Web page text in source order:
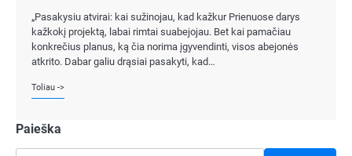
„Pasakysiu atvirai: kai sužinojau, kad kažkur Prienuose darys
kažkokį projektą, labai rimtai suabejojau. Bet kai pamačiau
konkrečius planus, ką čia norima įgyvendinti, visos abejonės
atkrito. Dabar galiu drąsiai pasakyti, kad…
Toliau ->
Paieška